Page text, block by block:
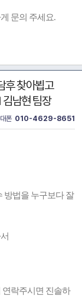
문의 주세요.
후 찾아뵙고
남현 팀장
폰 010-4629-8651
방법을 누구보다 잘
연락주시면 진솔하